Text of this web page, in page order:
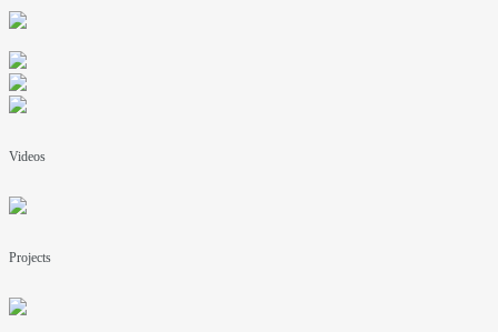
Videos
Projects